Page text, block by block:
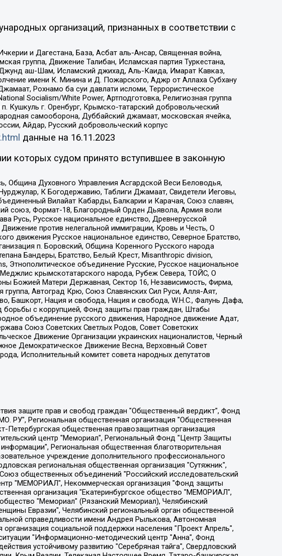
организаций, признанных в соответствии с
и Дагестана, База, Асбат аль-Ансар, Священная война,
группа, Движение Талибан, Исламская партия Туркестана,
аш-Шам, Исламский джихад, Аль-Каида, Имарат Кавказ,
имени К. Минина и Д. Пожарского, Аджр от Аллаха Субхану
Рохнамо ба суи давлати исломи, Террористическое
Socialism/White Power, Артподготовка, Религиозная группа
Кушкуль г. Оренбург, Крымско-татарский добровольческий
самооборона, Дуббайский джамаат, московская ячейка,
Айдар, Русский добровольческий корпус
данные на 16.11.2023
которых судом принято вступившее в законную
Община Духовного Управления Асгардской Веси Беловодья,
К Богодержавию, Таблиги Джамаат, Свидетели Иеговы,
Вилайат Кабарды, Балкарии и Карачая, Союз славян,
союз, Формат-18, Благородный Орден Дьявола, Армия воли
Русь, Русское национальное единство, Древнерусской
против нелегальной иммиграции, Кровь и Честь, О
движения Русское национальное единство, Северное Братство,
п. Боровский, Община Коренного Русского народа
Бандеры, Братство, Белый Крест, Misanthropic division,
Этнополитическое объединение Русские, Русское национальное
крымскотатарского народа, Рубеж Севера, ТОЙС, О
Божией Матери Державная, Сектор 16, Независимость, Фирма,
Автоград Крю, Союз Славянских Сил Руси, Алля-Аят,
Башкорт, Нация и свобода, Нация и свобода, W.H.С., Фалунь Дафа,
с коррупцией, Фонд защиты прав граждан, Штабы
объединение русского движения, Народное движение Адат,
Союз Советских Светлых Родов, Совет Советских
Движение Организации украинских националистов, Черный
Демократическое Движение Весна, Верховный Совет
Исполнительный комитет совета народных депутатов
"Москоу диджитал медиа", с 26.01.2023 Общество с ограниченной ответственностью "Чайка Белые сады", Ветошкина Валерия Валерьевна, Заговора Максим Александрович, Межрегиональное общественное движение "Российская ЛГБТ - сеть", Оленичев Максим Владимирович, Павлов Иван Юрьевич, Скворцова Елена Сергеевна, Общество с ограниченной ответственностью "Как бы инагент", Кочетков Игорь Викторович, Общество с ограниченной ответственностью "Честные выборы", Еланчик Олег Александрович, Общество с ограниченной ответственностью "Нобелевский призыв", Гималова Регина Эмилевна, Григорьев Андрей Валерьевич, Григорьева Алина Александровна, Ассоциация по содействию защите прав призывников, альтернативнослужащих и военнослужащих "Правозащитная группа "Гражданин.Армия.Право", Хисамова Регина Фаритовна, Автономная некоммерческая организация по реализации социально-правовых программ "Лилит", Дальневосточное общественное движение "Маяк", Санкт-Петербургская ЛГБТ-инициативная группа "Выход", Инициативная группа ЛГБТ+ "Реверс", Алексеев Андрей Викторович, Бекбулатова Таисия Львовна, Беляев Иван Михайлович, Владыкина Елена Сергеевна, Гельман Марат Александрович, Никульшина Вероника Юрьевна, Толоконникова Надежда Андреевна, Шендерович Виктор Анатольевич, Общество с ограниченной ответственностью "Данное сообщение", Общество с ограниченной ответственностью Издательский дом "Новая глава", Айнбиндер Александра Александровна, Московский комьюнити-центр для ЛГБТ+инициатив, Благотворительный фонд развития филантропии, Deutsche Welle (Германия, Kurt-Schumacher-Strasse 3, 53113 Bonn), Борзунова Мария Михайловна, Воробьев Виктор Викторович, Голубева Анна Львовна, Константинова Алла Михайловна, Малкова Ирина Владимировна, Мурадов Мурад Абдулгалимович, Осетинская Елизавета Николаевна, Понасенков Евгений Николаевич, Ганапольский Матвей Юрьевич, Киселев Евгений Алексеевич, Борухович Ирина Григорьевна, Дремин Иван Тимофеевич, Дубровский Дмитрий Викторович, Красноярская региональная общественная организация поддержки и развития альтернативных образовательных технологий и межкультурных коммуникаций "ИНТЕРРА", Маяковская Екатерина Алексеевна, Фейгин Марк Захарович, Филимонов Андрей Викторович, Дзугкоева Регина Николаевна, Доброхотов Роман Александрович, Дудь Юрий Александрович, Елкин Сергей Владимирович, Кругликов Кирилл Игоревич, Сабунаева Мария Леонидовна, Семенов Алексей Владимирович, Шаинян Карен Багратович, Шульман Екатерина Михайловна, Асафьев Артур Валерьевич, Вахштайн Виктор Семенович, Венедиктов Алексей Алексеевич, Лушникова Екатерина Евгеньевна, Волков Леонид Михайлович, Невзоров Александр Глебович, Пархоменко Сергей Борисович, Сироткин Ярослав Николаевич, Кара-Мурза Владимир Владимирович, Баранова Наталья Владимировна, Гозман Леонид Яковлевич, Кагарлицкий Борис Юльевич, Климарев Михаил Валерьевич, Милов Владимир Станиславович, Автономная некоммерческая организация Краснодарский центр современного искусства "Типография", Моргенштерн Алишер Тагирович, Соболь Любовь Эдуардовна, Общество с ограниченной ответственностью "ЛИЗА НОРМ", Каспаров Гарри Кимович, Ходорковский Михаил Борисович, Общество с ограниченной ответственностью "Апрельские тезисы", Данилович Ирина Брониславовна, Кашин Олег Владимирович, Петров Николай Владимирович, Пивоваров Алексей Владимирович, Соколов Михаил Владимирович, Цветкова Юлия Владимировна, Чичваркин Евгений Александрович, Комитет против пыток/Команда против пыток, Общество с ограниченной ответственностью "Первый научный", Общество с ограниченной ответственностью "Вертолет и ко", Белоцерковская Вероника Борисовна, Кац Максим Евгеньевич, Лазарева Татьяна Юрьевна, Шаведдинов Руслан Табризович, Яшин Илья Валерьевич, Общество с ограниченной ответственностью "Иноагент ААВ", Алешковский Дмитрий Петрович, Альбац Евгения Марковна, Быков Дмитрий Львович, Галямина Юлия Евгеньевна, Лойко Сергей Леонидович, Мартынов Кирилл Константинович, Медведев Сергей Александрович, Крашенинников Федор Геннадиевич, Гордеева Катерина Вл